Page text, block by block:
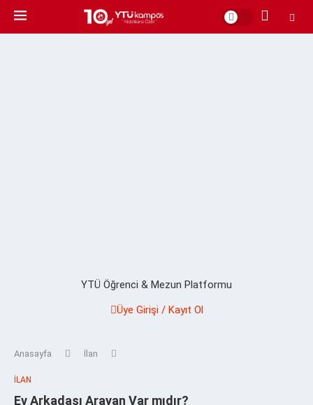
YTÜ Öğrenci & Mezun Platformu
Üye Girişi / Kayıt Ol
Anasayfa İlan
İLAN
Ev Arkadaşı Arayan Var mıdır?